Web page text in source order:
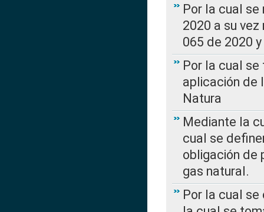
Por la cual se
2020 a su
065 de 2020
Por la cual
aplicación de
Natura
Mediante la
cual se
obligación de
gas natural.
Por la cual se